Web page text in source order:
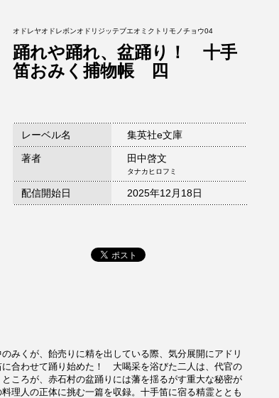
オドレヤオドレボンオドリジッテブエオミクトリモノチョウ04
踊れや踊れ、盆踊り！ 十手
笛おみく捕物帳 四
レーベル名 集英社e文庫
著者 田中啓文
タナカヒロフミ
配信開始日 2025年12月18日
みくが、飴売りに精を出している際、気分展開にアドリ
合わせて踊り始めた！ 大喝采を浴びた二人は、代官の
ころが、赤石村の盆踊りには藩を揺るがす重大な秘密が
理人の正体に挑む一篇を収録。十手笛に宿る精霊ととも